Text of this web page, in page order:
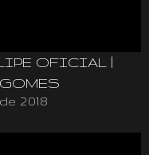
OFICIAL |
2018